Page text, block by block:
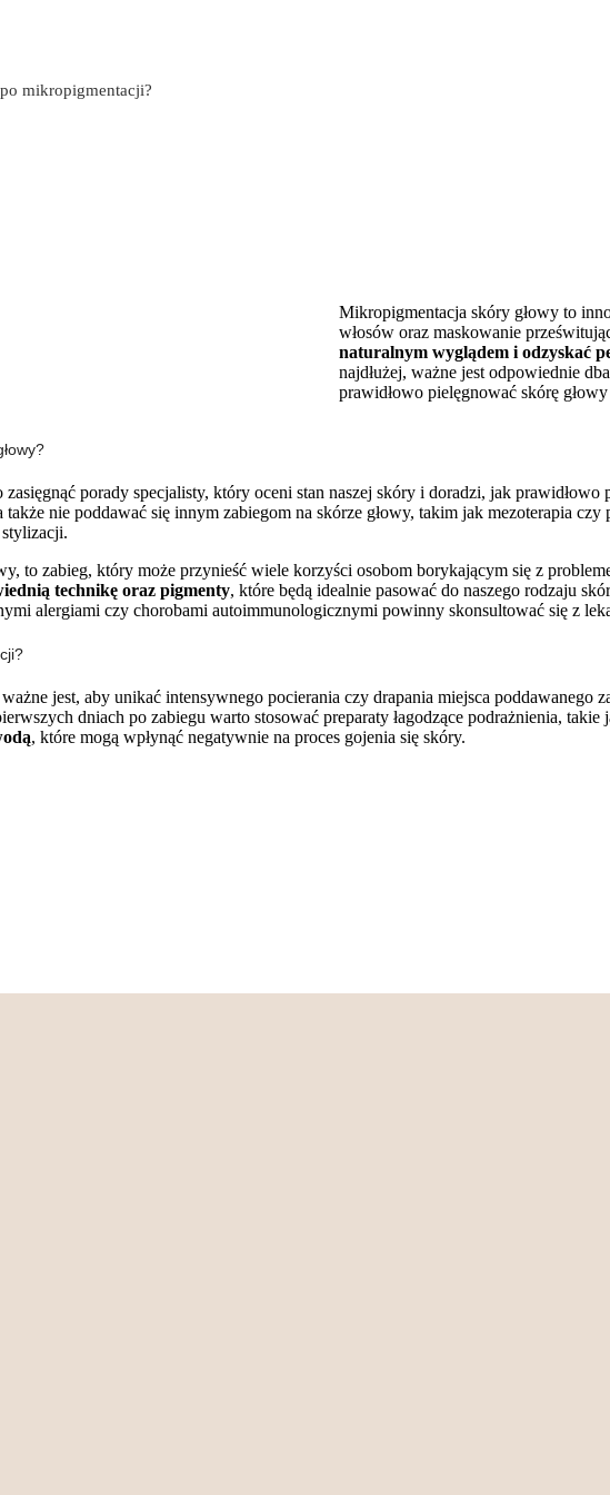
mikropigmentacji?
Mikropigmentacja skóry głowy to
włosów oraz maskowanie
naturalnym wyglądem i odzyskać
najdłużej, ważne jest odpowiednie
prawidłowo pielęgnować skórę
porady specjalisty, który oceni stan naszej skóry i doradzi, jak
nie poddawać się innym zabiegom na skórze głowy, takim jak mezoterapia
to zabieg, który może przynieść wiele korzyści osobom borykającym się z
technikę oraz pigmenty, które będą idealnie pasować do naszego rodzaju
alergiami czy chorobami autoimmunologicznymi powinny skonsultować się z
jest, aby unikać intensywnego pocierania czy drapania miejsca
dniach po zabiegu warto stosować preparaty łagodzące podrażnienia, takie
, które mogą wpłynąć negatywnie na proces gojenia się skóry.